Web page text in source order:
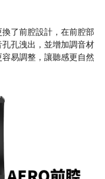
了前腔設計，在前腔部
孔洩出，並增加調音材
易調整，讓聽感更自然